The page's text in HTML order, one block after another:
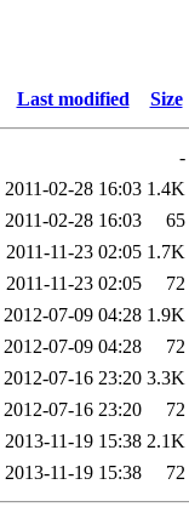
Last modified Size
-
2011-02-28 16:03 1.4K
2011-02-28 16:03
65
2011-11-23 02:05 1.7K
2011-11-23 02:05
72
2012-07-09 04:28 1.9K
2012-07-09 04:28
72
2012-07-16 23:20 3.3K
2012-07-16 23:20
72
2013-11-19 15:38 2.1K
2013-11-19 15:38 72